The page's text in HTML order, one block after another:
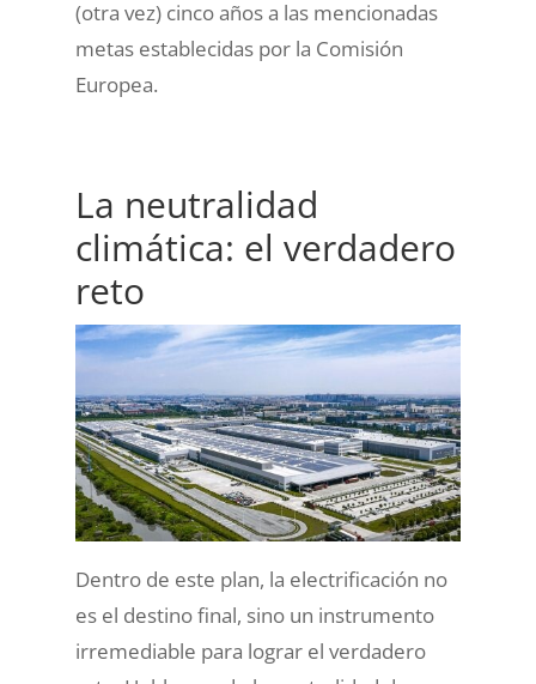
(otra vez) cinco años a las mencionadas
metas establecidas por la Comisión
Europea.
La neutralidad
climática: el verdadero
reto
Dentro de este plan, la electrificación no
es el destino final, sino un instrumento
irremediable para lograr el verdadero